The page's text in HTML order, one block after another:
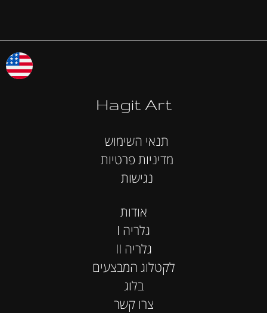
Hagit Art
אודות
I גלריה
II גלריה
לקטלוג המבצעים
בלוג
צרו קשר
תנאי השימוש
מדיניות פרטיות
נגישות